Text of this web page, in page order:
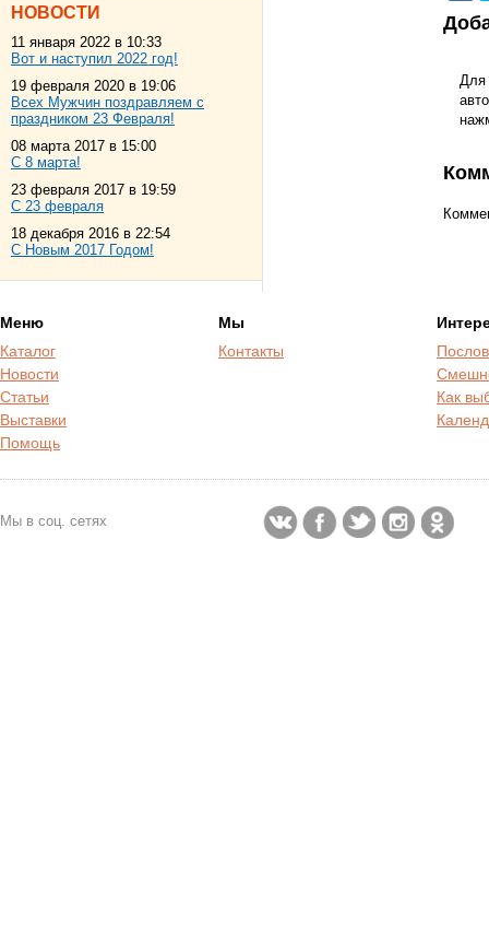
Для
НОВОСТИ
11 января 2022 в 10:33
Вот и наступил 2022 год!
19 февраля 2020 в 19:06
Всех Мужчин поздравляем с
праздником 23 Февраля!
08 марта 2017 в 15:00
С 8 марта!
23 февраля 2017 в 19:59
С 23 февраля
18 декабря 2016 в 22:54
С Новым 2017 Годом!
Меню
Каталог
Новости
Статьи
Выставки
Помощь
Мы
Контакты
Как
Мы в соц. сетях